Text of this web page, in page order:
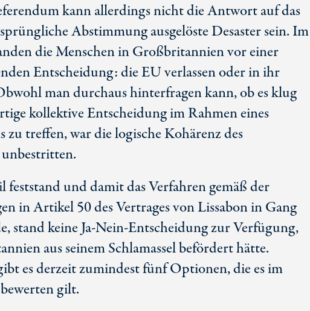
kann allerdings nicht die Antwort auf das
Abstimmung ausgelöste Desaster sein. Im
die Menschen in Großbritannien vor einer
Entscheidung: die EU verlassen oder in ihr
man durchaus hinterfragen kann, ob es klug
kollektive Entscheidung im Rahmen eines
zu treffen, war die logische Kohärenz des
feststand und damit das Verfahren gemäß der
in Artikel 50 des Vertrages von Lissabon in Gang
stand keine Ja-Nein-Entscheidung zur Verfügung,
aus seinem Schlamassel befördert hätte.
es derzeit zumindest fünf Optionen, die es im
gilt.